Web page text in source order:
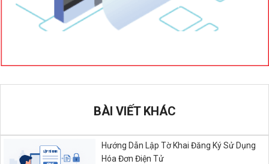
BÀI VIẾT KHÁC
Hướng Dẫn Lập Tờ Khai Đăng Ký Sử Dụng
Hóa Đơn Điện Tử